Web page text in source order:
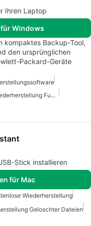
Ihren Laptop
Windows
kompaktes Backup-Tool,
den ursprünglichen
Packard-Geräte
Sicherung Und Wiederherstellung Fuer Windows 7
Stick installieren
für Mac
Wiederherstellung
Geloschter Dateien